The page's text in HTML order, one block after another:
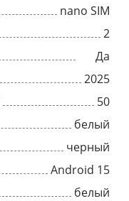
nano SIM
2
Да
2025
50
белый
черный
Android 15
белый